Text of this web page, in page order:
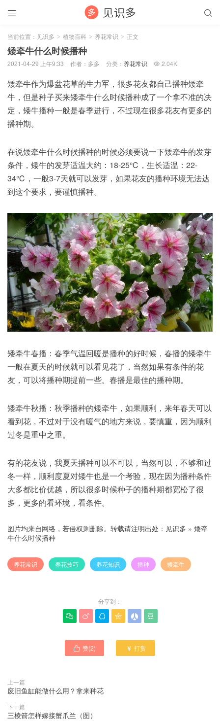
 
当前位置： 见识多 > 植物百科 > 养花常识 > 正文
矮牵牛什么时候播种
2021-04-29 上午9:33 作者：多多 分类： 养花常识  2.04K
矮牵牛作为爆盆花草的生力军，很多花友都自己播种矮牵
牛，但是种子买来矮牵牛什么时候播种成了一个拿不准的决
定，矮牛播种一般是春季进行，不过现在很多花友有更多的
播种期。
在说矮牵牛什么时候播种的时候必须要说一下矮牵牛的发芽
条件，矮牛的发芽适温大约：18-25℃，生长适温：22-
34℃，一般3-7天就可以发芽，如果花友的播种环境无法达
到这个要求，要谨慎播种。
矮牵牛春播：春季气温回暖是播种的好时候，春播的矮牵牛
一般在夏天的时候就可以看见花了，当然如果有条件的花
友，可以将播种期提前一些。春播是最佳的播种期。
矮牵牛秋播：秋季播种的矮牵牛，如果顺利，来年春天可以
看到花，不过对于没有暖气的地方来说，要慎重，因为顺利
过冬是重中之重。
有的花友说，我夏天播种可以不可以，当然可以，不够和过
冬一样，顺利度夏对矮牛也是一个考验，现在因为播种条件
大多都比价优越，所以很多时候种子的播种期都宽松了很
多，更多的看环境，看条件。
图片均来自网络，若侵权则删除。转载请注明出处： 见识多 » 矮牵
牛什么时候播种
养花常识 养花技巧 养花知识 播种 矮牵牛
分享到：
     
 赞(2)  打赏
上一篇
废旧鱼缸能做什么用？拿来种花
下一篇
三棱箭怎样嫁接蟹爪兰（图）